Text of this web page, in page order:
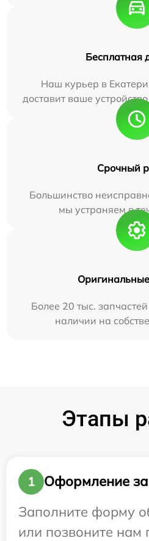
Бесплатная
Наш курьер в
доставит ваше
Срочный
Большинство
мы устраняем в
Более 20 тыс.
наличии на
Этапы
1
Оформление
Заполните форму
или позвоните нам